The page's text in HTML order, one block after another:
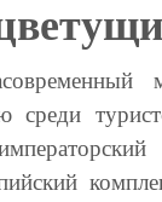
среди